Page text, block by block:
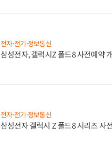
전자·전기·정보통신
삼성전자, 갤럭시Z 폴드8 사전예약
전자·전기·정보통신
삼성전자 갤럭시 Z 폴드8 시리즈 사